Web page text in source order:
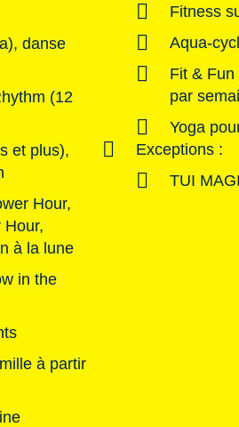
danse
(12
et plus),
Hour,
Hour,
à la lune
in the
à partir
Fitness
Aqua-
Fit &
par
Yoga
Exceptions :
TUI